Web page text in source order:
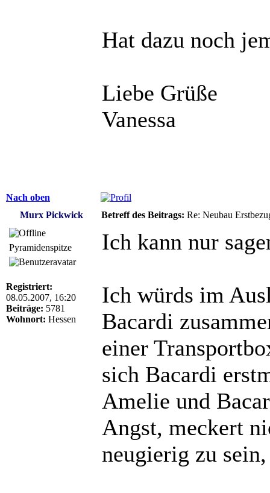
Hat dazu noch
Liebe Grüße
Vanessa
Nach oben
Murx Pickwick
Betreff des Beitrags: Re: Neubau
Pyramidenspitze
Registriert:
08.05.2007, 16:20
Beiträge: 5781
Wohnort: Hessen
Ich kann nur
Ich würds im
Bacardi
einer
sich Bacardi
Amelie und
Angst, meckert
neugierig zu